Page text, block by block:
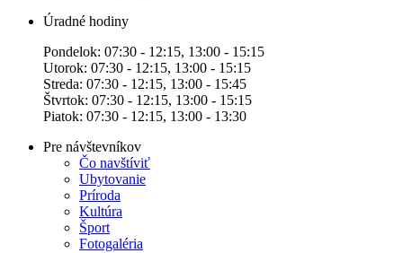
Úradné hodiny
Pondelok: 07:30 - 12:15, 13:00 - 15:15
Utorok: 07:30 - 12:15, 13:00 - 15:15
Streda: 07:30 - 12:15, 13:00 - 15:45
Štvrtok: 07:30 - 12:15, 13:00 - 15:15
Piatok: 07:30 - 12:15, 13:00 - 13:30
Pre návštevníkov
Čo navštíviť
Ubytovanie
Príroda
Kultúra
Šport
Fotogaléria